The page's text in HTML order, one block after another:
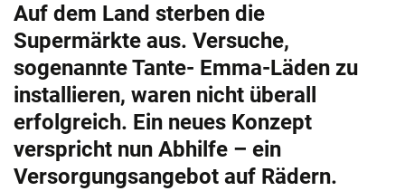
Auf dem Land sterben die
Supermärkte aus. Versuche,
sogenannte Tante- Emma-Läden zu
installieren, waren nicht überall
erfolgreich. Ein neues Konzept
verspricht nun Abhilfe – ein
Versorgungsangebot auf Rädern.